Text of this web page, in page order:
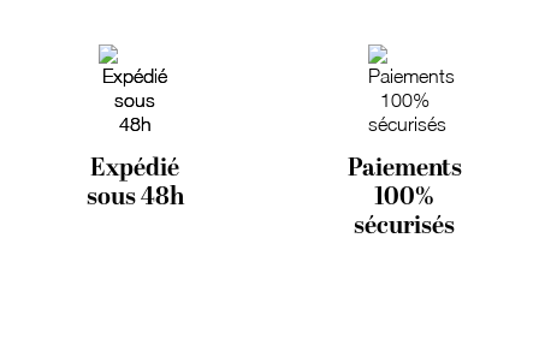
Expédié
sous 48h
Paiements
100%
sécurisés